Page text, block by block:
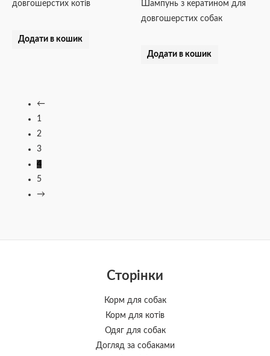
довгошерстих котів
Додати в кошик
Шампунь з кератином для
довгошерстих собак
Додати в кошик
←
1
2
3
4
5
→
Сторінки
Корм для собак
Корм для котів
Одяг для собак
Догляд за собаками